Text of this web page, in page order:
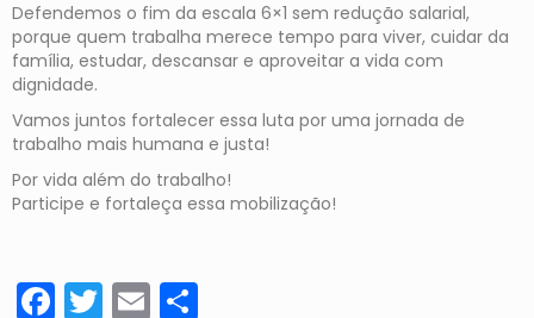
Defendemos o fim da escala 6×1 sem redução salarial,
porque quem trabalha merece tempo para viver, cuidar da
família, estudar, descansar e aproveitar a vida com
dignidade.
Vamos juntos fortalecer essa luta por uma jornada de
trabalho mais humana e justa!
Por vida além do trabalho!
Participe e fortaleça essa mobilização!
Facebook
Twitter
Email